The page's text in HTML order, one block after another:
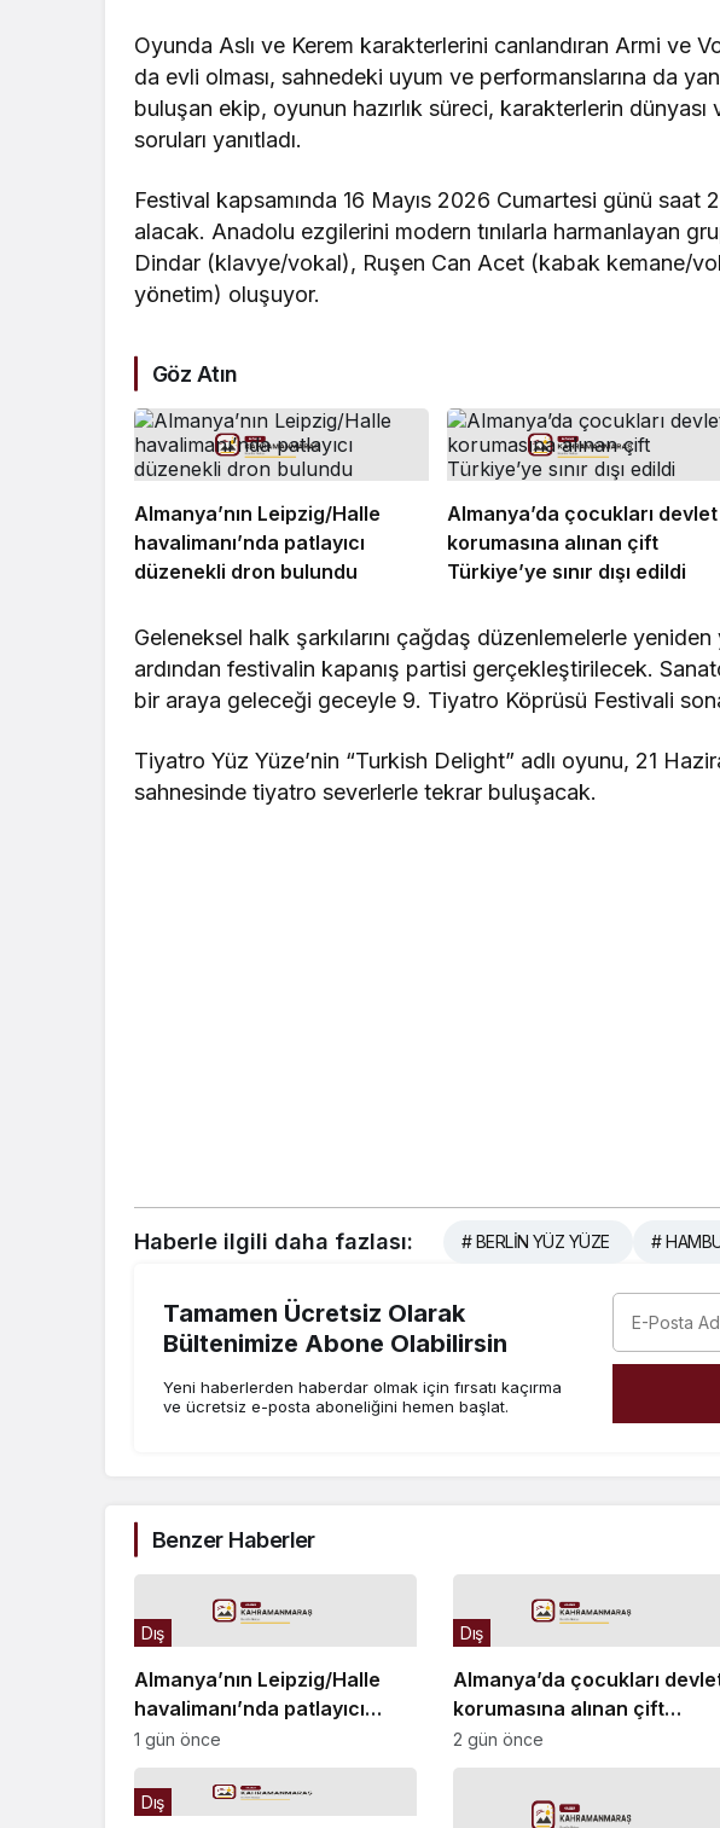
Oyunda Aslı ve Kerem karakterlerini canlandıran Armi ve
da evli olması, sahnedeki uyum ve performanslarına da
buluşan ekip, oyunun hazırlık süreci, karakterlerin dünyası
soruları yanıtladı.
Festival kapsamında 16 Mayıs 2026 Cumartesi günü saat
alacak. Anadolu ezgilerini modern tınılarla harmanlayan
Dindar (klavye/vokal), Ruşen Can Acet (kabak kemane/
yönetim) oluşuyor.
Göz Atın
Almanya’nın Leipzig/Halle
havalimanı’nda patlayıcı
düzenekli dron bulundu
Almanya’da çocukları devlet
korumasına alınan çift
Türkiye’ye sınır dışı edildi
Geleneksel halk şarkılarını çağdaş düzenlemelerle
ardından festivalin kapanış partisi gerçekleştirilecek.
bir araya geleceği geceyle 9. Tiyatro Köprüsü Festivali
Tiyatro Yüz Yüze’nin “Turkish Delight” adlı oyunu, 21
sahnesinde tiyatro severlerle tekrar buluşacak.
Haberle ilgili daha fazlası: # BERLİN YÜZ YÜZE #
Tamamen Ücretsiz Olarak
Bültenimize Abone Olabilirsin
Yeni haberlerden haberdar olmak için fırsatı kaçırma
ve ücretsiz e-posta aboneliğini hemen başlat.
Benzer Haberler
Almanya’nın Leipzig/Halle
havalimanı’nda patlayıcı
düzenekli dron bulundu
Dış
1 gün önce
Almanya’da çocukları
korumasına alınan çift
Türkiye’ye sınır dışı edildi
Dış
2 gün önce
Dış